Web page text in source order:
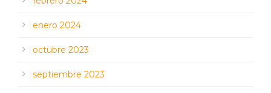
enero 2024
octubre 2023
septiembre 2023